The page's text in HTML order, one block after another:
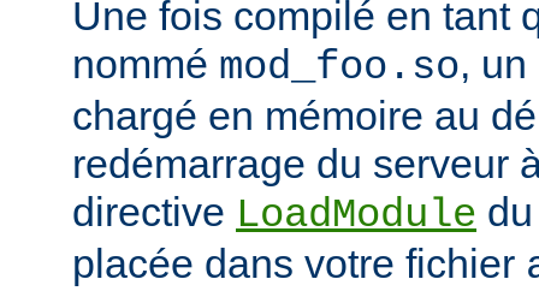
Une fois compilé en tant
nommé mod_foo.so,
chargé en mémoire au
redémarrage du serveur
directive LoadModule
placée dans votre fichier